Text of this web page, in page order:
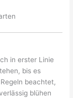
in erster Linie
bis es
beachtet,
blühen